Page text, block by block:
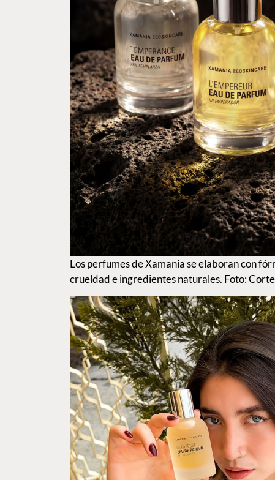
Los perfumes de Xamania se elaboran con
crueldad e ingredientes naturales. Foto: